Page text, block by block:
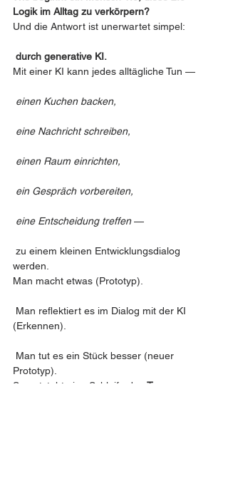
Logik im Alltag zu verkörpern?
Und die Antwort ist unerwartet simpel:
durch generative KI.
Mit einer KI kann jedes alltägliche Tun —
einen Kuchen backen,
eine Nachricht schreiben,
einen Raum einrichten,
ein Gespräch vorbereiten,
eine Entscheidung treffen —
zu einem kleinen Entwicklungsdialog
werden.
Man macht etwas (Prototyp).
Man reflektiert es im Dialog mit der KI
(Erkennen).
Man tut es ein Stück besser (neuer
Prototyp).
So entsteht eine Schleife des Tun →